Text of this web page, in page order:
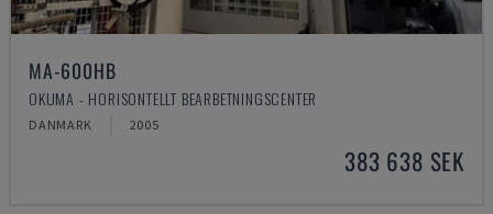
MA-600HB
OKUMA - HORISONTELLT BEARBETNINGSCENTER
DANMARK 2005
383 638 SEK